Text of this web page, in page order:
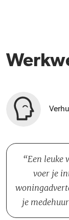
Een leuke
voer je
je